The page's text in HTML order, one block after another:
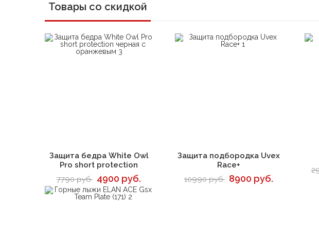
Товары со скидкой
В корзину
Защита бедра White Owl
Pro short protection
7790 руб. 4900 руб.
В корзину
Защита подбородка Uvex
Race+
10990 руб. 8900 руб.